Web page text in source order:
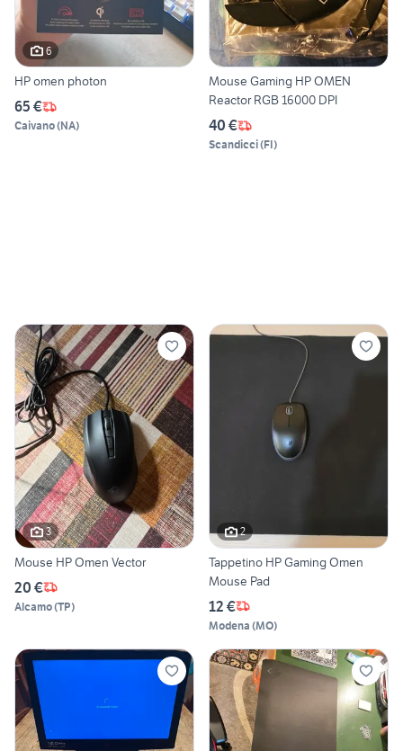
6
HP omen photon
65 €
Caivano(NA)
Mouse Gaming HP OMEN
Reactor RGB 16000 DPI
40 €
Scandicci(FI)
3
Mouse HP Omen Vector
20 €
Alcamo(TP)
2
Tappetino HP Gaming Omen
Mouse Pad
12 €
Modena (MO)